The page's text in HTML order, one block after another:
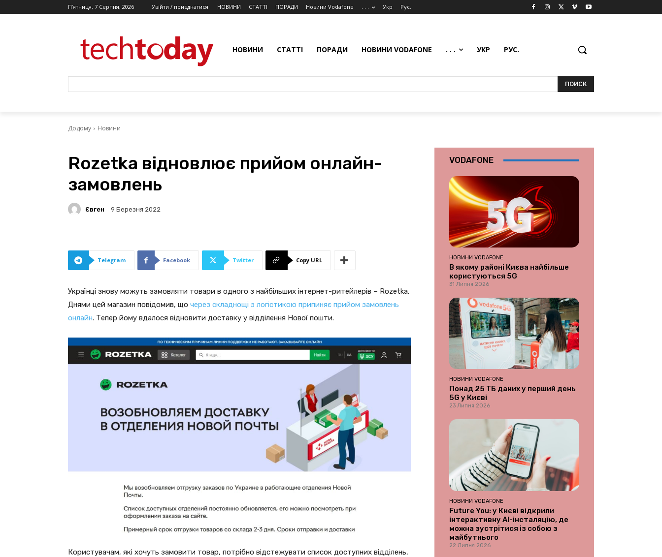
П’ятниця, 7 Серпня, 2026 Увійти / приєднатися НОВИНИ СТАТТІ ПОРАДИ Новини Vodafone . . . Укр Рус.
НОВИНИ СТАТТІ ПОРАДИ НОВИНИ VODAFONE . . . УКР РУС.
ПОИСК
Додому Новини
Rozetka відновлює прийом онлайн-
замовлень
Євген 9 Березня 2022
Telegram Facebook Twitter Copy URL
Українці знову можуть замовляти товари в одного з найбільших інтернет-ритейлерів – Rozetka.
Днями цей магазин повідомив, що через складнощі з логістикою припиняє прийом замовлень
онлайн. Тепер йому вдалося відновити доставку у відділення Нової пошти.
Користувачам, які хочуть замовити товар, потрібно відстежувати список доступних відділень,
VODAFONE
НОВИНИ VODAFONE
В якому районі Києва найбільше
користуються 5G
31 Липня 2026
НОВИНИ VODAFONE
Понад 25 ТБ даних у перший день
5G у Києві
23 Липня 2026
НОВИНИ VODAFONE
Future You: у Києві відкрили
інтерактивну AI-інсталяцію, де
можна зустрітися із собою з
майбутнього
22 Липня 2026